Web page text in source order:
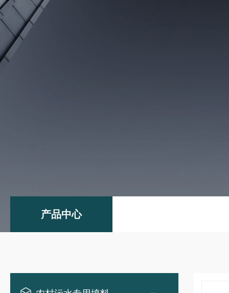
产品中心